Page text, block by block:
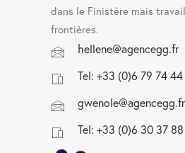
dans le Finistère mais
frontières.
hellene@agencegg.fr
Tel: +33 (0)6 79 74
gwenole@agencegg.fr
Tel: +33 (0)6 30 37